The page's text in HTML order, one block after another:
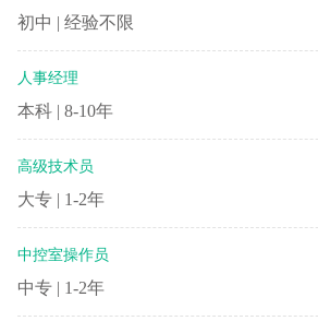
初中 | 经验不限
人事经理
本科 | 8-10年
高级技术员
大专 | 1-2年
中控室操作员
中专 | 1-2年